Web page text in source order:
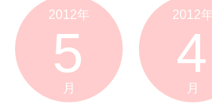
2012年
5
月
2012
4
月